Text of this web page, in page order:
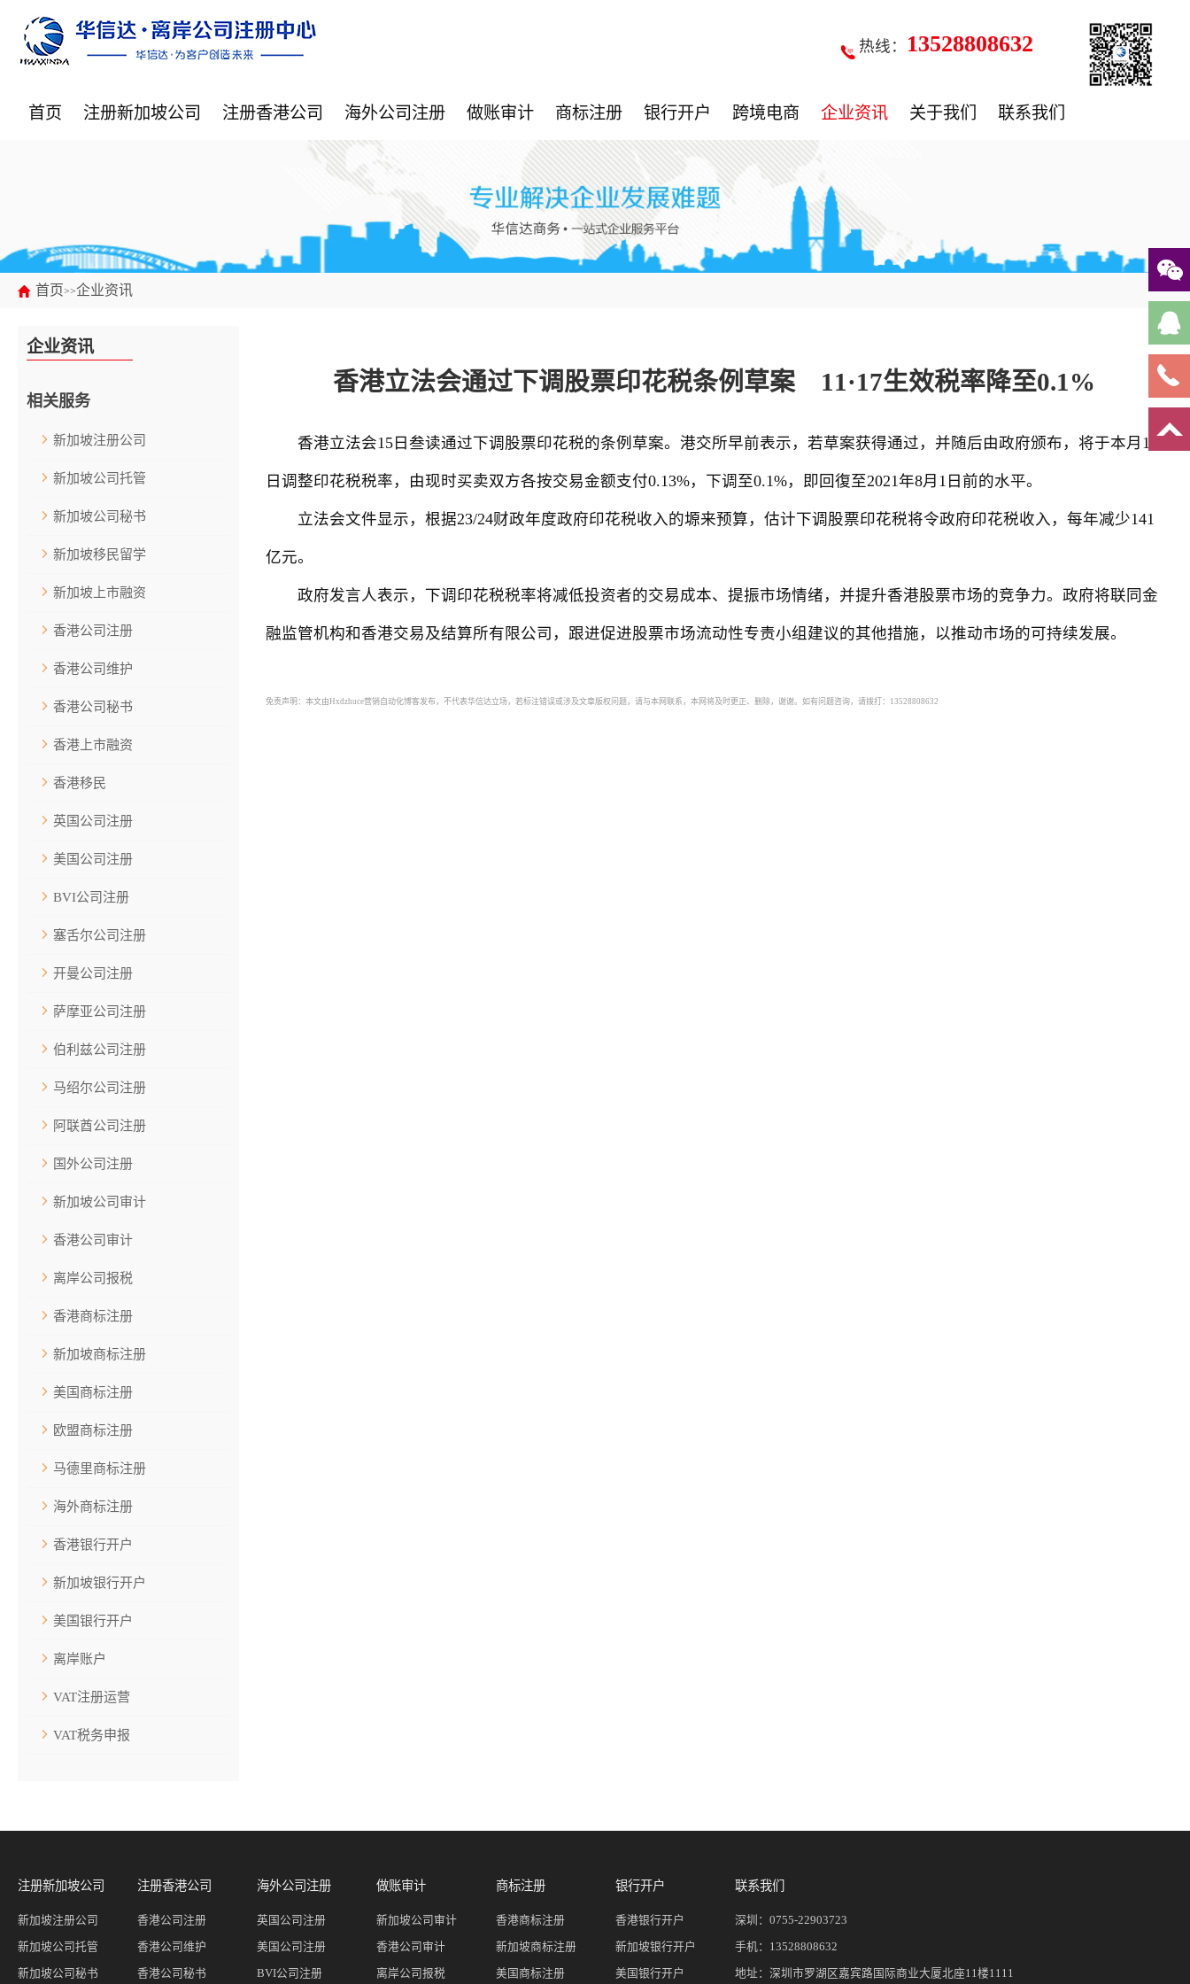
热线： 13528808632
首页 注册新加坡公司 注册香港公司 海外公司注册 做账审计 商标注册 银行开户 跨境电商 企业资讯 关于我们 联系我们
首页>>企业资讯
企业资讯
相关服务
新加坡注册公司
新加坡公司托管
新加坡公司秘书
新加坡移民留学
新加坡上市融资
香港公司注册
香港公司维护
香港公司秘书
香港上市融资
香港移民
英国公司注册
美国公司注册
BVI公司注册
塞舌尔公司注册
开曼公司注册
萨摩亚公司注册
伯利兹公司注册
马绍尔公司注册
阿联酋公司注册
国外公司注册
新加坡公司审计
香港公司审计
离岸公司报税
香港商标注册
新加坡商标注册
美国商标注册
欧盟商标注册
马德里商标注册
海外商标注册
香港银行开户
新加坡银行开户
美国银行开户
离岸账户
VAT注册运营
VAT税务申报
香港立法会通过下调股票印花税条例草案 11·17生效税率降至0.1%
香港立法会15日叁读通过下调股票印花税的条例草案。港交所早前表示，若草案获得通过，并随后由政府颁布，将于本月17
日调整印花税税率，由现时买卖双方各按交易金额支付0.13%，下调至0.1%，即回復至2021年8月1日前的水平。
立法会文件显示，根据23/24财政年度政府印花税收入的塬来预算，估计下调股票印花税将令政府印花税收入，每年减少141
亿元。
政府发言人表示，下调印花税税率将减低投资者的交易成本、提振市场情绪，并提升香港股票市场的竞争力。政府将联同金
融监管机构和香港交易及结算所有限公司，跟进促进股票市场流动性专责小组建议的其他措施，以推动市场的可持续发展。
免责声明：本文由Hxdzhuce营销自动化博客发布，不代表华信达立场，若标注错误或涉及文章版权问题，请与本网联系，本网将及时更正、删除，谢谢。如有问题咨询，请拨打：13528808632
注册新加坡公司
新加坡注册公司
新加坡公司托管
新加坡公司秘书
注册香港公司
香港公司注册
香港公司维护
香港公司秘书
海外公司注册
英国公司注册
美国公司注册
BVI公司注册
做账审计
新加坡公司审计
香港公司审计
离岸公司报税
商标注册
香港商标注册
新加坡商标注册
美国商标注册
银行开户
香港银行开户
新加坡银行开户
美国银行开户
联系我们
深圳：0755-22903723
手机： 13528808632
地址：深圳市罗湖区嘉宾路国际商业大厦北座11楼1111